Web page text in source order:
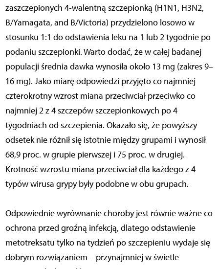
zaszczepionych 4-walentną szczepionką (H1N1, H3N2,
B/Yamagata, and B/Victoria) przydzielono losowo w
stosunku 1:1 do odstawienia leku na 1 lub 2 tygodnie po
podaniu szczepionki. Warto dodać, że w całej badanej
populacji średnia dawka wynosiła około 13 mg (zakres 9–
16 mg). Jako miarę odpowiedzi przyjęto co najmniej
czterokrotny wzrost miana przeciwciał przeciwko co
najmniej 2 z 4 szczepów szczepionkowych po 4
tygodniach od szczepienia. Okazało się, że powyższy
odsetek nie różnił się istotnie między grupami i wynosił
68,9 proc. w grupie pierwszej i 75 proc. w drugiej.
Krotność wzrostu miana przeciwciał dla każdego z 4
typów wirusa grypy były podobne w obu grupach.
Odpowiednie wyrównanie choroby jest równie ważne co
ochrona przed groźną infekcją, dlatego odstawienie
metotreksatu tylko na tydzień po szczepieniu wydaje się
dobrym rozwiązaniem – przynajmniej w świetle